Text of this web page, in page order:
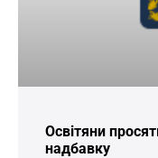
Освітяни
надбавку